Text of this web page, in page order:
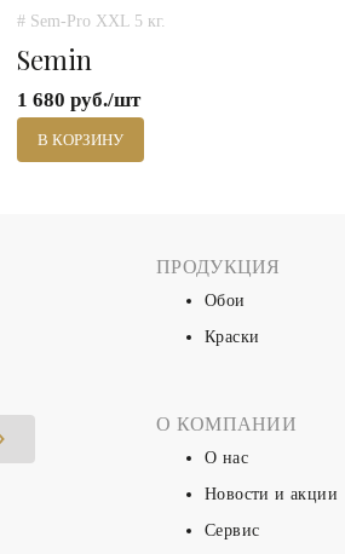
# Sem-Pro XXL 5 кг.
Semin
1 680 руб./шт
В КОРЗИНУ
ПРОДУКЦИЯ
Обои
Краски
О КОМПАНИИ
О нас
Новости и акции
Сервис